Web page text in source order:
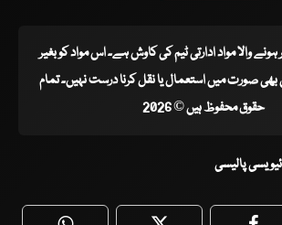
ہونے والا مواد ادارتی ٹیم کی کاوش ہے۔ اس مواد کو بغیر
صورت میں استعمال یا نقل کرنا درست نہیں۔ تمام
حقوق محفوظ ہیں © 2026
پالیسی